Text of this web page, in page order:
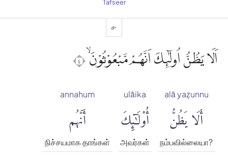
Tafseer
௪
اَلَا يَظُنُّ اُولٰۤىِٕكَ اَنَّهُمْ مَّبْعُوْثُوْنَۙ ٤
alā yaẓunnu
أَلَا يَظُنُّ
நம்பவில்லையா?
ulāika
أُو۟لَٰٓئِكَ
அவர்கள்
annahum
أَنَّهُم
நிச்சயமாக தாங்கள்